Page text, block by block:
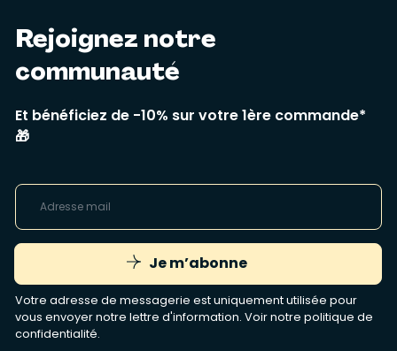
Rejoignez notre
communauté
Et bénéficiez de -10% sur votre 1ère commande*
🎁
Je m’abonne
Votre adresse de messagerie est uniquement utilisée pour
vous envoyer notre lettre d'information. Voir notre politique de
confidentialité.